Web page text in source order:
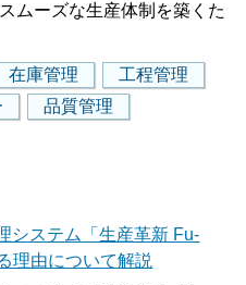
ムーズな生産体制を築くた
在庫管理
工程管理
品質管理
システム「生産革新 Fu-
理由について解説